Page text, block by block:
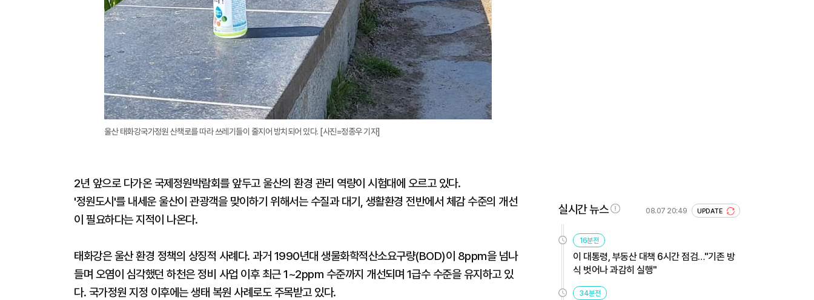
울산 태화강국가정원 산책로를 따라 쓰레기들이 줄지어 방치되어 있다. [사진=정종우 기자]
2년 앞으로 다가온 국제정원박람회를 앞두고 울산의 환경 관리 역량이 시험대에 오르고 있다.
'정원도시'를 내세운 울산이 관광객을 맞이하기 위해서는 수질과 대기, 생활환경 전반에서 체감 수준의 개선
이 필요하다는 지적이 나온다.
태화강은 울산 환경 정책의 상징적 사례다. 과거 1990년대 생물화학적산소요구량(BOD)이 8ppm을 넘나
들며 오염이 심각했던 하천은 정비 사업 이후 최근 1~2ppm 수준까지 개선되며 1급수 수준을 유지하고 있
다. 국가정원 지정 이후에는 생태 복원 사례로도 주목받고 있다.
실시간 뉴스 08.07 20:49 UPDATE
16분전
이 대통령, 부동산 대책 6시간 점검…"기존 방
식 벗어나 과감히 실행"
34분전